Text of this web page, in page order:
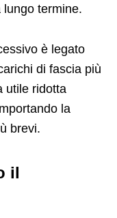
termine.
è legato
di fascia più
utile ridotta
la
brevi.
il